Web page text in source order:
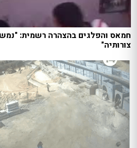
חמאס והפלגים בהצהרה רשמית:
צורותיה"